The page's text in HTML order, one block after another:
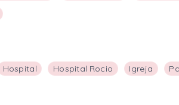
Hospital Hospital Rocio Igreja